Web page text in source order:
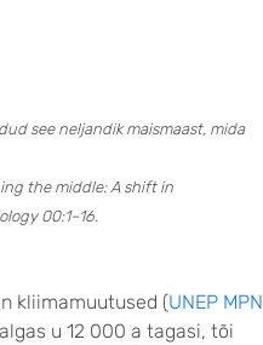
see neljandik maismaast, mida
the middle: A shift in
00:1–16.
kliimamuutused (UNEP MPN
u 12 000 a tagasi, tõi